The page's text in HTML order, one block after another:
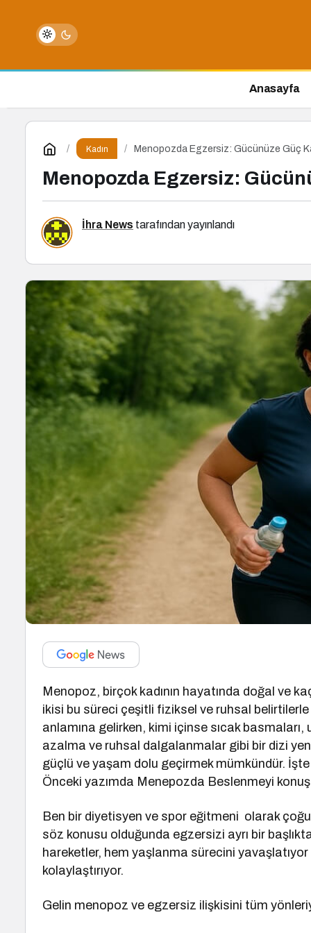
Anasayfa
Kadın Menopozda Egzersiz: Gücünüze Güç
Menopozda Egzersiz:
İhra News tarafından yayınlandı
Menopoz, birçok kadının hayatında doğal ve
ikisi bu süreci çeşitli fiziksel ve ruhsal
anlamına gelirken, kimi içinse sıcak
azalma ve ruhsal dalgalanmalar gibi bir dizi yeni
güçlü ve yaşam dolu geçirmek mümkündür.
Önceki yazımda Menepozda Beslenmeyi
Ben bir diyetisyen ve spor eğitmeni olarak
söz konusu olduğunda egzersizi ayrı bir
hareketler, hem yaşlanma sürecini
kolaylaştırıyor.
Gelin menopoz ve egzersiz ilişkisini tüm